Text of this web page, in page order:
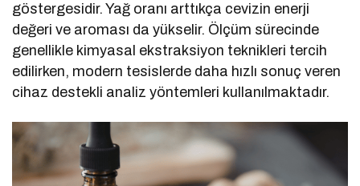
göstergesidir. Yağ oranı arttıkça cevizin enerji
değeri ve aroması da yükselir. Ölçüm sürecinde
genellikle kimyasal ekstraksiyon teknikleri tercih
edilirken, modern tesislerde daha hızlı sonuç veren
cihaz destekli analiz yöntemleri kullanılmaktadır.